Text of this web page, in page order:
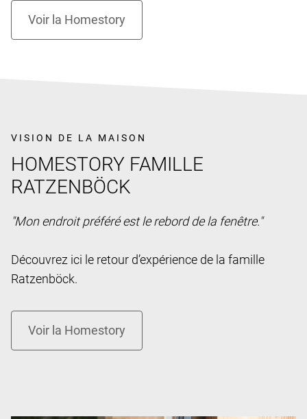
VISION DE LA MAISON
HOMESTORY FAMILLE
RATZENBÖCK
"Mon endroit préféré est le rebord de la fenêtre."
Découvrez ici le retour d’expérience de la famille
Ratzenböck.